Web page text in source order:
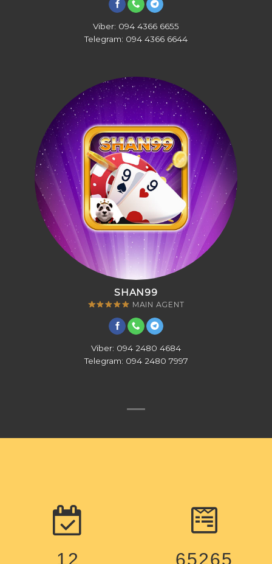
Viber: 094 4366 6655
Telegram: 094 4366 6644
SHAN99
MAIN AGENT
Viber: 094 2480 4684
Telegram: 094 2480 7997
12 65265